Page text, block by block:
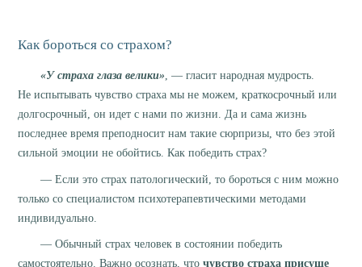
Как бороться со страхом?
«У страха глаза велики», — гласит народная мудрость.
Не испытывать чувство страха мы не можем, краткосрочный или
долгосрочный, он идет с нами по жизни. Да и сама жизнь
последнее время преподносит нам такие сюрпризы, что без этой
сильной эмоции не обойтись. Как победить страх?
— Если это страх патологический, то бороться с ним можно
только со специалистом психотерапевтическими методами
индивидуально.
— Обычный страх человек в состоянии победить
самостоятельно. Важно осознать, чточувство страха присуще